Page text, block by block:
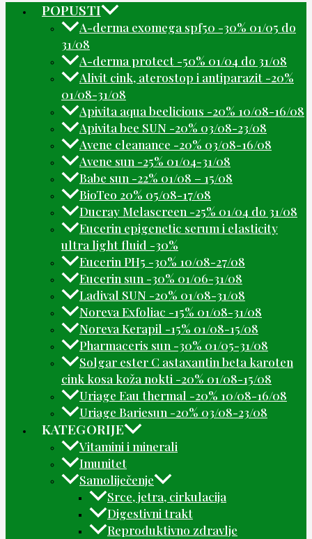
POPUSTI
A-derma exomega spf50 -30% 01/05 do
31/08
A-derma protect -50% 01/04 do 31/08
Alivit cink, aterostop i antiparazit -20%
01/08-31/08
Apivita aqua beelicious -20% 10/08-16/08
Apivita bee SUN -20% 03/08-23/08
Avene cleanance -20% 03/08-16/08
Avene sun -25% 01/04-31/08
Babe sun -22% 01/08 – 15/08
BioTeo 20% 05/08-17/08
Ducray Melascreen -25% 01/04 do 31/08
Eucerin epigenetic serum i elasticity
ultra light fluid -30%
Eucerin PH5 -30% 10/08-27/08
Eucerin sun -30% 01/06-31/08
Ladival SUN -20% 01/08-31/08
Noreva Exfoliac -15% 01/08-31/08
Noreva Kerapil -15% 01/08-15/08
Pharmaceris sun -30% 01/05-31/08
Solgar ester C astaxantin beta karoten
cink kosa koža nokti -20% 01/08-15/08
Uriage Eau thermal -20% 10/08-16/08
Uriage Bariesun -20% 03/08-23/08
KATEGORIJE
Vitamini i minerali
Imunitet
Samoliječenje
Srce, jetra, cirkulacija
Digestivni trakt
Reproduktivno zdravlje